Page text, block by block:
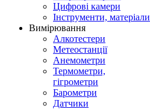
Цифрові камери
Інструменти, матеріали
Вимірювання
Алкотестери
Метеостанції
Анемометри
Термометри,
гігрометри
Барометри
Датчики